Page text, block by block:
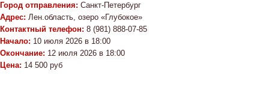
Город отправления: Санкт-Петербург
Адрес: Лен.область, озеро «Глубокое»
Контактный телефон: 8 (981) 888-07-85
Начало: 10 июля 2026 в 18:00
Окончание: 12 июля 2026 в 18:00
Цена: 14 500 руб